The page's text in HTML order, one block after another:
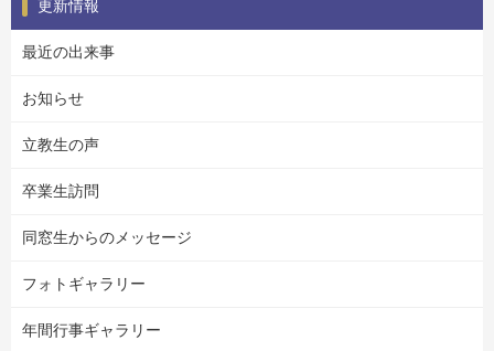
更新情報
最近の出来事
お知らせ
立教生の声
卒業生訪問
同窓生からのメッセージ
フォトギャラリー
年間行事ギャラリー